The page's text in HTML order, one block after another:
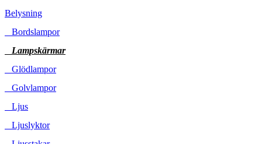
Belysning
Bordslampor
Lampskärmar
Glödlampor
Golvlampor
Ljus
Ljuslyktor